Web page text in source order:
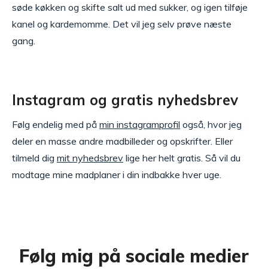
søde køkken og skifte salt ud med sukker, og igen tilføje
kanel og kardemomme. Det vil jeg selv prøve næste
gang.
Instagram og gratis nyhedsbrev
Følg endelig med på min instagramprofil også, hvor jeg
deler en masse andre madbilleder og opskrifter. Eller
tilmeld dig mit nyhedsbrev lige her helt gratis. Så vil du
modtage mine madplaner i din indbakke hver uge.
Følg mig på sociale medier